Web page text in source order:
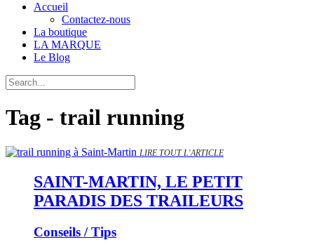
Accueil
Contactez-nous
La boutique
LA MARQUE
Le Blog
Tag - trail running
LIRE TOUT L'ARTICLE
SAINT-MARTIN, LE PETIT
PARADIS DES TRAILEURS
Conseils / Tips